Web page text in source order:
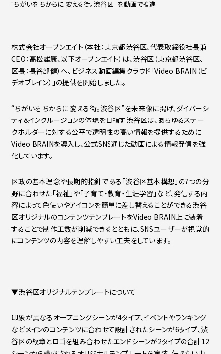
“ちがいを ちからに 変える街。渋谷区” を動画で推進
株式会社オープンエイト（本社：東京都渋谷区、代表取締役社長兼
CEO：髙松雄康、以下オープンエイト）は、渋谷区（東京都渋谷区、
区長：長谷部健）へ、ビジネス動画編集クラウド「Video BRAIN（ビ
デオブレイン）」の提供を開始しました。
“ちがいを ちからに 変える街。渋谷区”を未来像に掲げ、ダイバーシ
ティ＆インクルージョンの体現を目指す渋谷区は、あらゆるステー
クホルダーに対する公平で透明性の高い情報を提供するために
Video BRAINを導入し、公式SNS通じた動画による情報発信を強
化しています。
区政の基本理念や長期的指針である「渋谷区基本構想」の7つの分
野に合わせた「福祉」や「子育て・教育・生涯学習」など、発信する内
容によって色使いやアイコンを簡単に差し替えることができる渋谷
区オリジナルのコンテンツテンプレートをVideo BRAIN上に装着
することで制作工数が削減できるとともに、SNSユーザーが視覚的
にコンテンツの内容を理解しやすい工夫をしています。
▼渋谷区オリジナルテンプレートについて
印象が異なるオープニングシーンが4タイプ、イベントやランキング
などメインのコンテンツに合わせて設計されたシーンが6タイプ、渋
谷区の紋章とロゴを組み合わせたエンドシーンが2タイプの合計12